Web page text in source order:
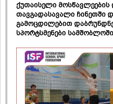
ქუთაისელი
თავგადასავალი ჩინეთში
გამოცდილებით
სპორტსმენები